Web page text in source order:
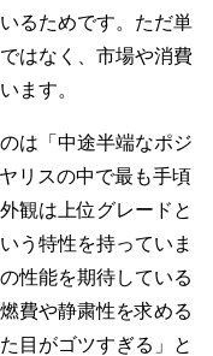
るためです。ただ単
はなく、市場や消費
ます。
は「中途半端なポジ
リスの中で最も手頃
観は上位グレードと
う特性を持っていま
性能を期待している
費や静粛性を求める
目がゴツすぎる」と